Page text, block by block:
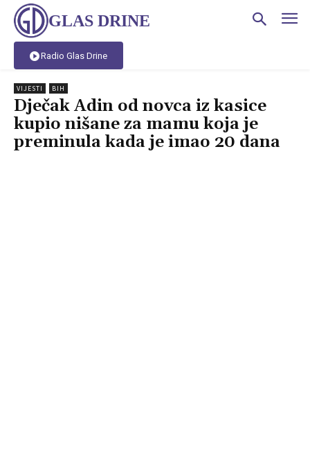
GLAS DRINE
Radio Glas Drine
VIJESTI BIH
Dječak Adin od novca iz kasice
kupio nišane za mamu koja je
preminula kada je imao 20 dana